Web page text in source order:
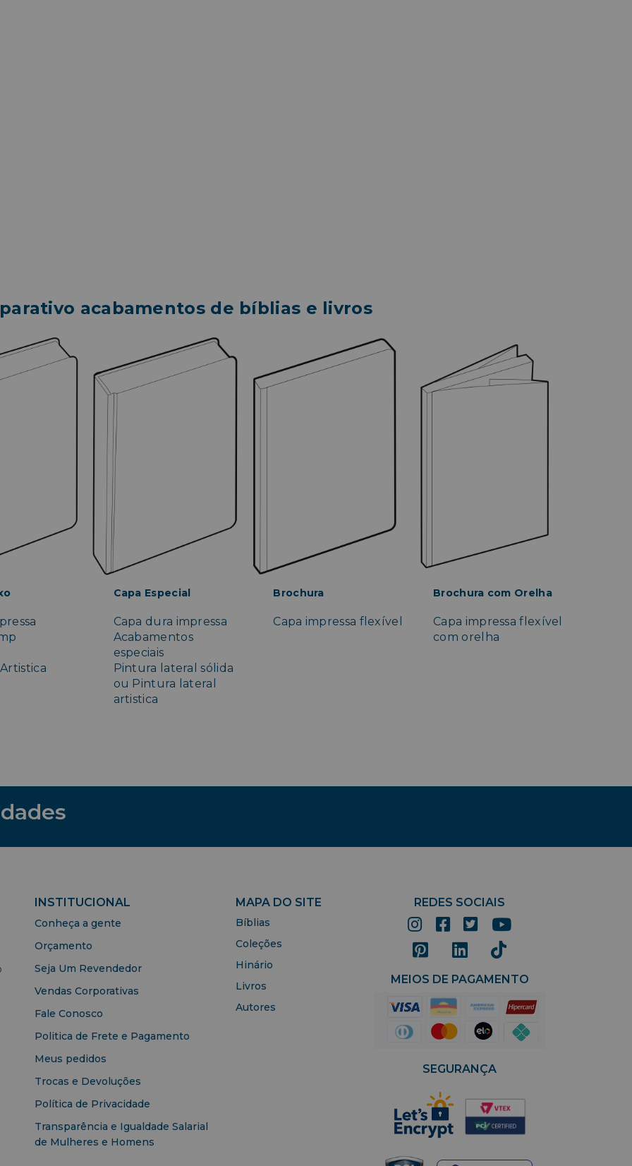
acabamentos de bíblias e livros
Capa Especial
Capa dura impressa
Acabamentos
especiais
Pintura lateral sólida
ou Pintura lateral
artistica
Brochura
Capa impressa flexível
Brochura com Orelha
Capa impressa flexível
com orelha
INSTITUCIONAL
Conheça a gente
Orçamento
Seja Um Revendedor
Vendas Corporativas
Fale Conosco
Politica de Frete e Pagamento
Meus pedidos
Trocas e Devoluções
Política de Privacidade
Transparência e Igualdade Salarial
de Mulheres e Homens
MAPA DO SITE
Bíblias
Coleções
Hinário
Livros
Autores
REDES SOCIAIS
MEIOS DE PAGAMENTO
SEGURANÇA